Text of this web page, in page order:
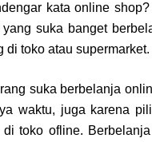
kata online
suka banget
di toko atau supermarket.
suka berbelanja
waktu, juga karena
toko ofline.